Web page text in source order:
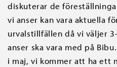
diskuterar de
vi anser kan vara aktuella
urvalstillfällen då vi väljer
anser ska vara med på
i maj, vi kommer att ha ett